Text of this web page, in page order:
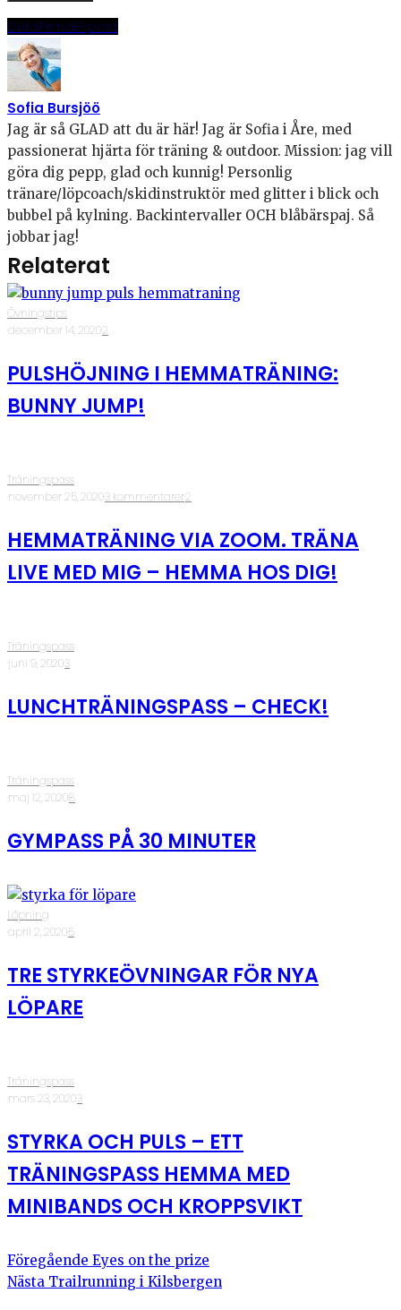
DelaPinnaE-post
Sofia Bursjöö
Jag är så GLAD att du är här! Jag är Sofia i Åre, med
passionerat hjärta för träning & outdoor. Mission: jag vill
göra dig pepp, glad och kunnig! Personlig
tränare/löpcoach/skidinstruktör med glitter i blick och
bubbel på kylning. Backintervaller OCH blåbärspaj. Så
jobbar jag!
Relaterat
Övningstips
·december 14, 2020·2
PULSHÖJNING I HEMMATRÄNING:
BUNNY JUMP!
Träningspass
·november 25, 2020·3 kommentarer·2
HEMMATRÄNING VIA ZOOM. TRÄNA
LIVE MED MIG – HEMMA HOS DIG!
Träningspass
·juni 9, 2020·3
LUNCHTRÄNINGSPASS – CHECK!
Träningspass
·maj 12, 2020·8
GYMPASS PÅ 30 MINUTER
Löpning
·april 2, 2020·5
TRE STYRKEÖVNINGAR FÖR NYA
LÖPARE
Träningspass
·mars 23, 2020·3
STYRKA OCH PULS – ETT
TRÄNINGSPASS HEMMA MED
MINIBANDS OCH KROPPSVIKT
Föregående Eyes on the prize
Nästa Trailrunning i Kilsbergen